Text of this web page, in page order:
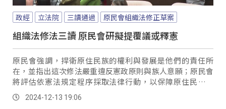
政經 立法院 三讀通過 原民會組織法修正草案
組織法修法三讀 原民會研擬提覆議或釋憲
原民會強調，捍衛原住民族的權利與發展是他們的責任所
在，並指出這次修法嚴重違反憲政原則與族人意願；原民會
將評估依憲法規定程序採取法律行動，以保障原住民族權
利。2024-12-13 19:06